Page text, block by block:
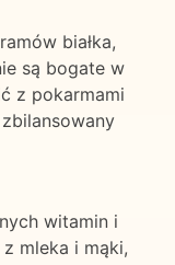
białka,
są bogate w
z pokarmami
witamin i
mleka i mąki,